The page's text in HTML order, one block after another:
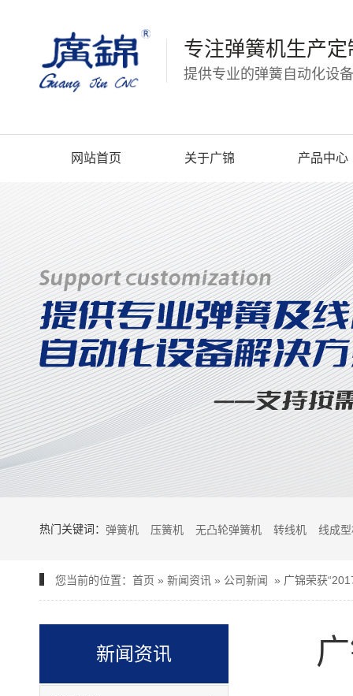
专注弹簧机生产定
提供专业的弹簧自动化设
网站首页 关于广锦 产品中心
热门关键词： 弹簧机 压簧机 无凸轮弹簧机 转线机 线成
您当前的位置： 首页 » 新闻资讯 » 公司新闻 » 广锦荣获
新闻资讯